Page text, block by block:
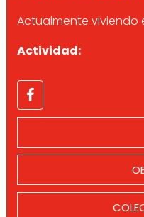
Actualmente viviendo
Actividad: